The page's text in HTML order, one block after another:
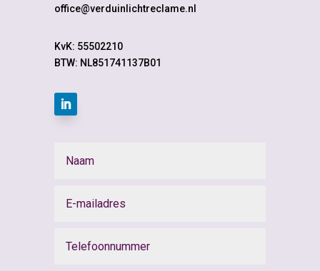
office@verduinlichtreclame.nl
KvK: 55502210
BTW: NL851741137B01